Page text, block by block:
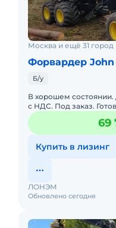
Москва и ещё 31 город
Форвардер John
Б/у
В хорошем состоянии.
с НДС. Под заказ.
69
Купить в лизинг
Обновлено сегодня
ЛОНЭМ